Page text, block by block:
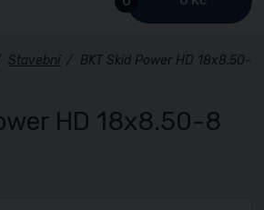
Stavební / BKT Skid Power HD 18x8.50-
HD 18x8.50-8